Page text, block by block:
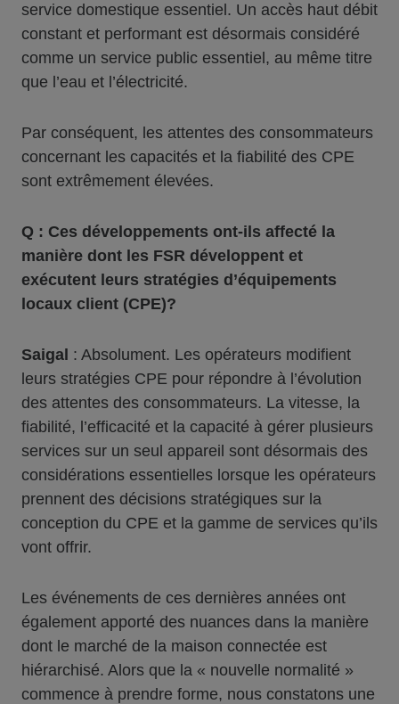
service domestique essentiel. Un accès haut débit
constant et performant est désormais considéré
comme un service public essentiel, au même titre
que l’eau et l’électricité.
Par conséquent, les attentes des consommateurs
concernant les capacités et la fiabilité des CPE
sont extrêmement élevées.
Q : Ces développements ont-ils affecté la
manière dont les FSR développent et
exécutent leurs stratégies d’équipements
locaux client (CPE)?
Saigal : Absolument. Les opérateurs modifient
leurs stratégies CPE pour répondre à l’évolution
des attentes des consommateurs. La vitesse, la
fiabilité, l’efficacité et la capacité à gérer plusieurs
services sur un seul appareil sont désormais des
considérations essentielles lorsque les opérateurs
prennent des décisions stratégiques sur la
conception du CPE et la gamme de services qu’ils
vont offrir.
Les événements de ces dernières années ont
également apporté des nuances dans la manière
dont le marché de la maison connectée est
hiérarchisé. Alors que la « nouvelle normalité »
commence à prendre forme, nous constatons une